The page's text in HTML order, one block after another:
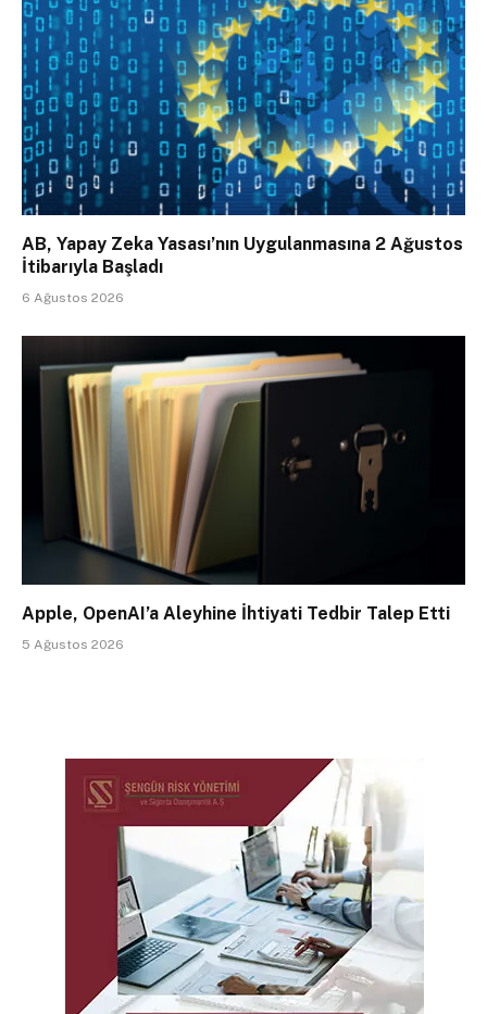
AB, Yapay Zeka Yasası’nın Uygulanmasına 2 Ağustos
İtibarıyla Başladı
6 Ağustos 2026
Apple, OpenAI’a Aleyhine İhtiyati Tedbir Talep Etti
5 Ağustos 2026